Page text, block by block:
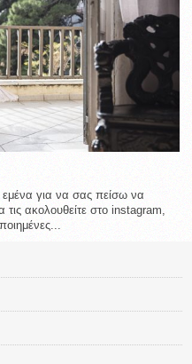
εμένα για να σας πείσω να
τις ακολουθείτε στο instagram,